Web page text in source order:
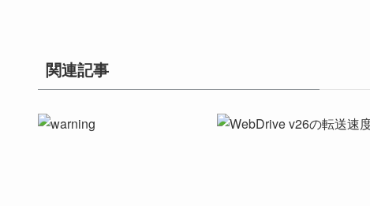
関連記事